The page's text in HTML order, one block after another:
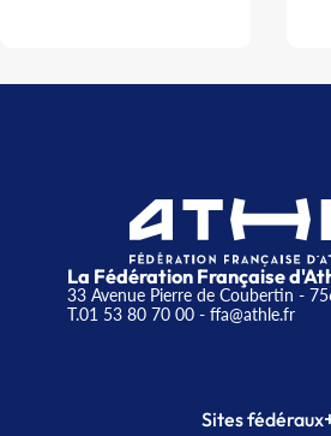
La Fédération Française
33 Avenue Pierre de Coubertin -
T.01 53 80 70 00- ffa@athle.fr
Sites fédéraux